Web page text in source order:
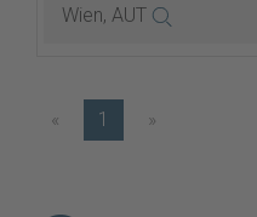
Wien, AUT
« 1 »